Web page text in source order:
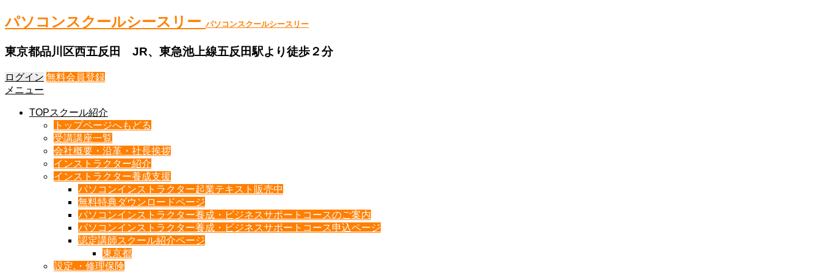
パソコンスクールシースリー パソコンスクールシースリー
東京都品川区西五反田 JR、東急池上線五反田駅より徒歩２分
ログイン 無料会員登録
メニュー
TOPスクール紹介
トップページへもどる
受講講座一覧
会社概要・沿革・社長挨拶
インストラクター紹介
インストラクター養成支援
パソコンインストラクター起業テキスト販売中
無料特典ダウンロードページ
パソコンインストラクター養成・ビジネスサポートコースのご案内
パソコンインストラクター養成・ビジネスサポートコース申込ページ
認定講師スクール紹介ページ
東京都
設定.・修理保険